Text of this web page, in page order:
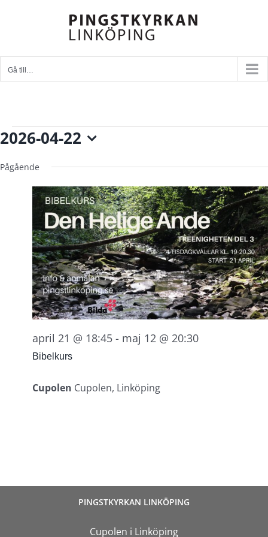
Gå till…
Evenemang
för
april,
2026
2026-04-22
datum.
Pågående
Bibelkurs
april 21 @ 18:45 - maj 12 @ 20:30
Cupolen Cupolen, Linköping
PINGSTKYRKAN LINKÖPING
Cupolen i Linköping